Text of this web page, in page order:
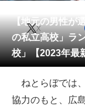
会員記事
メディア
注目記事を集め
ITの今と未来を見
【地元の男性が
の私立高校」ラ
校」【2023年最
X
ねとらぼでは
協力のもと、広